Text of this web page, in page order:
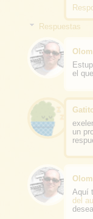
Respuestas
el
un
Aquí
del